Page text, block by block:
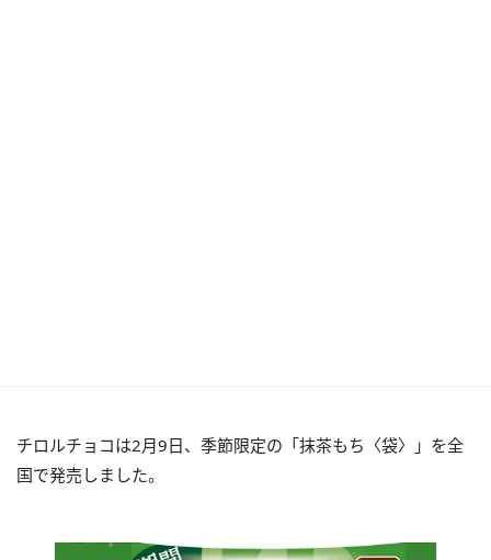
チロルチョコは2月9日、季節限定の「抹茶もち〈袋〉」を全
国で発売しました。